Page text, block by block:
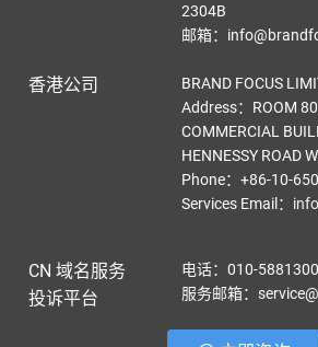
2304B
邮箱：
香港公司
BRAND FOCUS
Address：ROOM
COMMERCIAL
HENNESSY ROAD
Phone：+86-10-
Services Email ：
CN 域名服务
投诉平台
电话：010-
服务邮箱：